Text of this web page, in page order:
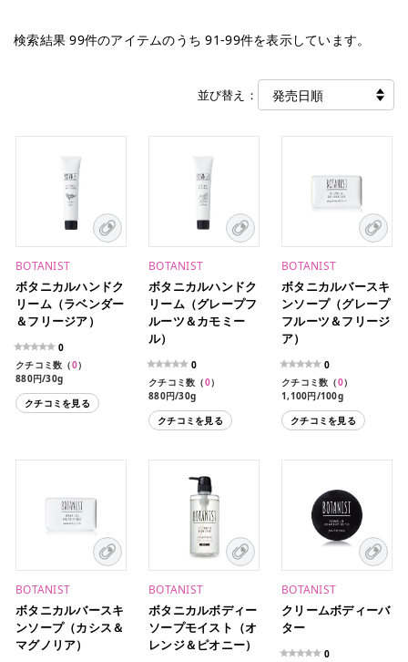
検索結果99件のアイテムのうち91-99件を表示しています。
並び替え：
BOTANIST
ボタニカルハンドク
リーム（ラベンダー
＆フリージア）
0
クチコミ数（0）
880円/30g
クチコミを見る
BOTANIST
ボタニカルハンドク
リーム（グレープフ
ルーツ＆カモミー
ル）
0
クチコミ数（0）
880円/30g
クチコミを見る
BOTANIST
ボタニカルバースキ
ンソープ（グレープ
フルーツ＆フリージ
ア）
0
クチコミ数（0）
1,100円/100g
クチコミを見る
BOTANIST
ボタニカルバースキ
ンソープ（カシス＆
マグノリア）
BOTANIST
ボタニカルボディー
ソープモイスト（オ
レンジ＆ピオニー）
BOTANIST
クリームボディーバ
ター
0